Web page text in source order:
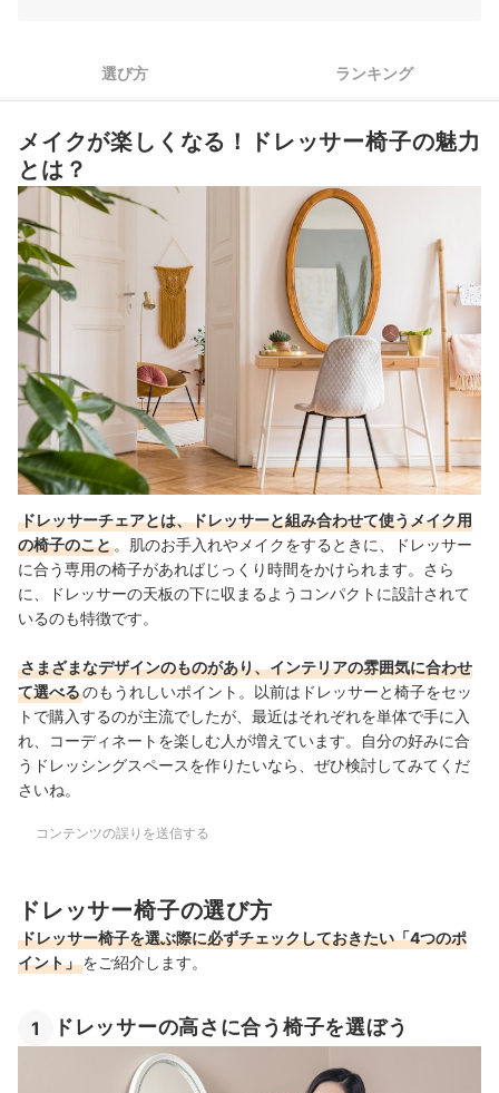
ドレッサー椅子全43商品おすすめ人気ランキング
好みの椅子に合うドレッサーを見つけたいならチェック
ドレッサー椅子の売れ筋ランキングもチェック！
選び方 ランキング
メイクが楽しくなる！ドレッサー椅子の魅力
とは？
ドレッサーチェアとは、ドレッサーと組み合わせて使うメイク用
の椅子のこと 。肌のお手入れやメイクをするときに、ドレッサー
に合う専用の椅子があればじっくり時間をかけられます。さら
に、ドレッサーの天板の下に収まるようコンパクトに設計されて
いるのも特徴です。
さまざまなデザインのものがあり、インテリアの雰囲気に合わせ
て選べるのもうれしいポイント。以前はドレッサーと椅子をセッ
トで購入するのが主流でしたが、最近はそれぞれを単体で手に入
れ、コーディネートを楽しむ人が増えています。自分の好みに合
うドレッシングスペースを作りたいなら、ぜひ検討してみてくだ
さいね。
コンテンツの誤りを送信する
ドレッサー椅子の選び方
ドレッサー椅子を選ぶ際に必ずチェックしておきたい「4つのポ
イント」をご紹介します。
1 ドレッサーの高さに合う椅子を選ぼう